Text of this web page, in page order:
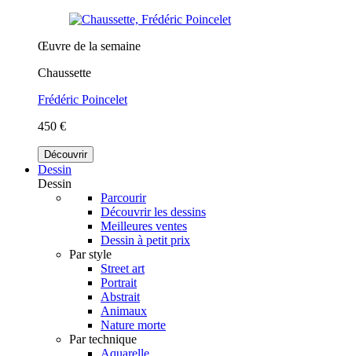
Œuvre de la semaine
Chaussette
Frédéric Poincelet
450 €
Découvrir
Dessin
Dessin
Parcourir
Découvrir les dessins
Meilleures ventes
Dessin à petit prix
Par style
Street art
Portrait
Abstrait
Animaux
Nature morte
Par technique
Aquarelle